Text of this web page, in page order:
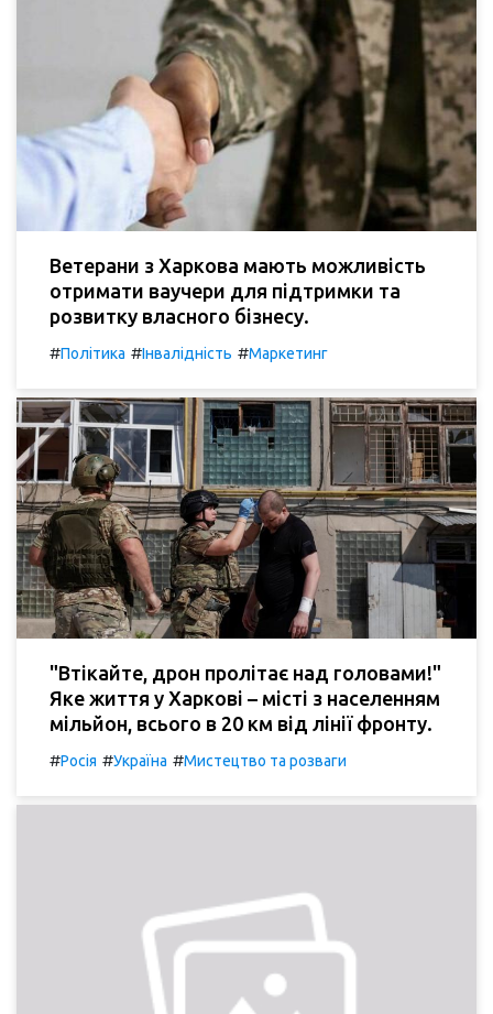
Ветерани з Харкова мають можливість
отримати ваучери для підтримки та
розвитку власного бізнесу.
#Політика #Інвалідність #Маркетинг
"Втікайте, дрон пролітає над головами!"
Яке життя у Харкові – місті з населенням
мільйон, всього в 20 км від лінії фронту.
#Росія #Україна #Мистецтво та розваги